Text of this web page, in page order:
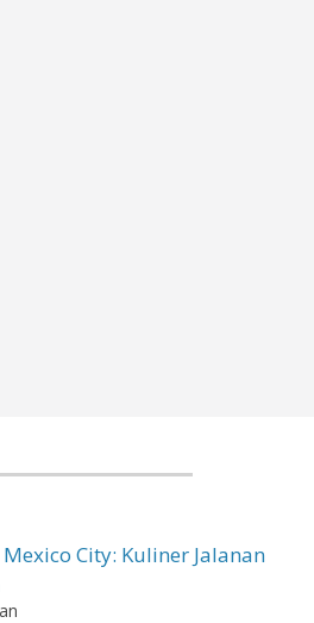
City: Kuliner Jalanan